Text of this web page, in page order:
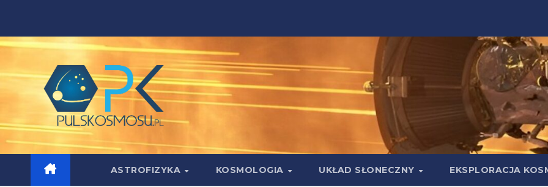
content
ASTROFIZYKA KOSMOLOGIA UKŁAD SŁONECZNY EKSPLORACJA